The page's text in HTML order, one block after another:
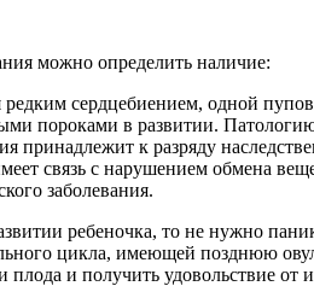
можно определить наличие:
сердцебиением, одной
пороками в развитии.
к разряду
связь с нарушением обмена
заболевания.
ребеночка, то не нужно
цикла, имеющей позднюю
плода и получить удовольствие